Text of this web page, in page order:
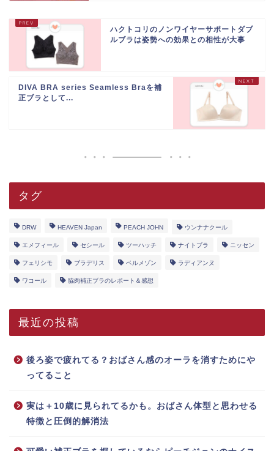
ハクトコリのノンワイヤーサポートダブ
ルブラは姿勢への効果との相性が大事
DIVA BRA series Seamless Braを補
正ブラとして...
タグ
DRW HEAVEN Japan PEACH JOHN ウンナナクール
エメフィール セシール ツーハッチ ナイトブラ ニッセン
フェリシモ ブラデリス ベルメゾン ラディアンヌ
ワコール 脇肉補正ブラのレポート＆感想
最近の投稿
後ろ姿で疲れてる？おばさん感のオーラを消すためにや
ってること
実は＋10歳に見られてるかも。おばさん体型と思わせる
特徴と圧倒的解消法